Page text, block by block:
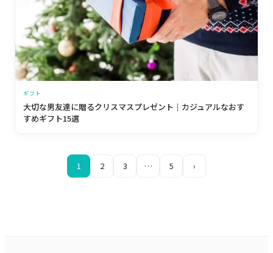
ギフト
大切な男友達に贈るクリスマスプレゼント｜カジュアルなおす
すめギフト15選
1 2 3 … 5 ›